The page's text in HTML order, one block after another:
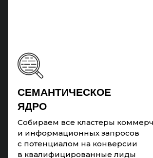
CЕМАНТИЧЕСКОЕ
ЯДРО
Собираем все кластеры
и информационных запросов
с потенциалом на конверсии
в квалифицированные лиды